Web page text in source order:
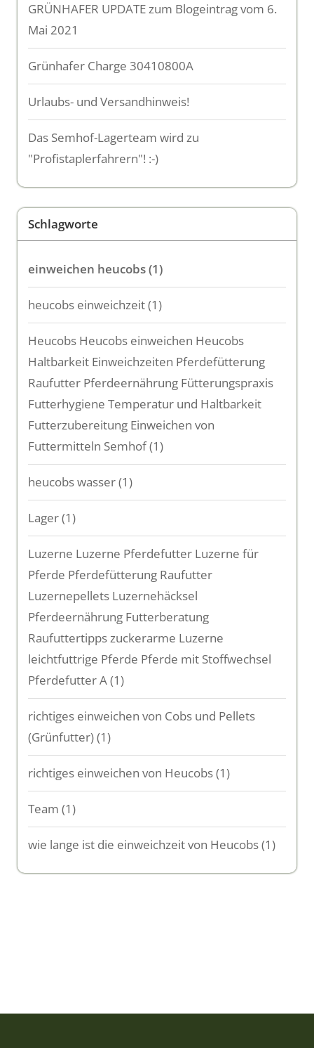
GRÜNHAFER UPDATE zum Blogeintrag vom 6.
Mai 2021
Grünhafer Charge 30410800A
Urlaubs- und Versandhinweis!
Das Semhof-Lagerteam wird zu
"Profistaplerfahrern"! :-)
Schlagworte
einweichen heucobs(1)
heucobs einweichzeit(1)
Heucobs Heucobs einweichen Heucobs
Haltbarkeit Einweichzeiten Pferdefütterung
Raufutter Pferdeernährung Fütterungspraxis
Futterhygiene Temperatur und Haltbarkeit
Futterzubereitung Einweichen von
Futtermitteln Semhof(1)
heucobs wasser(1)
Lager(1)
Luzerne Luzerne Pferdefutter Luzerne für
Pferde Pferdefütterung Raufutter
Luzernepellets Luzernehäcksel
Pferdeernährung Futterberatung
Raufuttertipps zuckerarme Luzerne
leichtfuttrige Pferde Pferde mit Stoffwechsel
Pferdefutter A(1)
richtiges einweichen von Cobs und Pellets
(Grünfutter)(1)
richtiges einweichen von Heucobs(1)
Team (1)
wie lange ist die einweichzeit von Heucobs(1)